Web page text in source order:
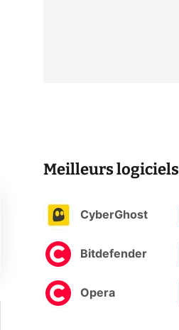
Meilleurs logiciels
CyberGhost
Bitdefender
Opera